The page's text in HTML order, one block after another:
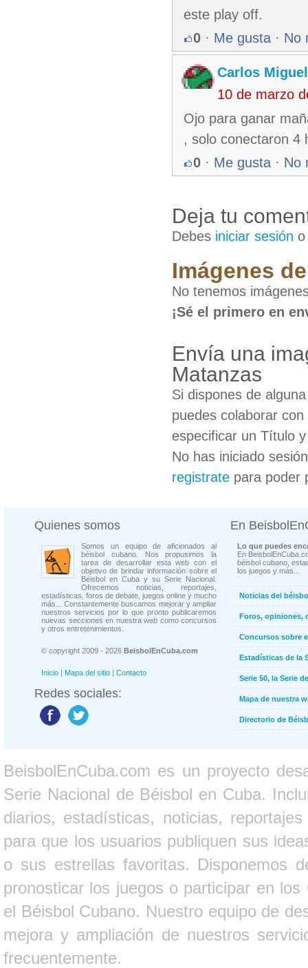
este play off.
0 · Me gusta · No
Carlos
10 de marzo
Ojo para ganar
, solo conectaron 4
0 · Me gusta · No
Deja tu
Debes iniciar sesión
Imágenes
No tenemos
¡Sé el primero en
Envía una
Matanzas
Si dispones de
puedes colaborar
especificar un Título
No has iniciado
registrate para poder
Quienes somos
Somos un equipo de aficionados al
béisbol cubano. Nos propusimos la
tarea de desarrollar esta web con el
objetivo de brindar información sobre el
Béisbol en Cuba y su Serie Nacional.
Ofrecemos noticias, reportajes,
estadísticas, foros de debate, juegos online y mucho
más... Constantemente buscamos mejorar y ampliar
nuestros servicios por lo que pronto publicaremos
nuevas secciones en nuestra web como concursos
y otros entretenimientos.
© copyright 2009 - 2026 BeisbolEnCuba.com
Inicio | Mapa del sitio | Contacto
Redes sociales:
En
Lo que puedes
En
béisbol cubano,
los juegos y más...
Noticias del
Foros, opiniones,
Concursos sobre
Estadísticas de la
Serie 50, la Serie
Mapa de nuestra
Directorio de
BeisbolEnCuba.com es un proyecto
Serie Nacional de Béisbol en Cuba.
diarios, estadísticas, noticias,
para que los usuarios publiquen sus
o sus estrellas favoritas. Disponemos
pronosticar los juegos o participar en
el Béisbol Cubano. Nuestro equipo de
mejora y ampliación de nuestros
frecuentemente.